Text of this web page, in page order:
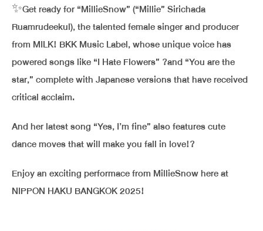
✨Get ready for “MillieSnow” (“Millie” Sirichada
Ruamrudeekul), the talented female singer and producer
from MILK! BKK Music Label, whose unique voice has
powered songs like “I Hate Flowers” ?and “You are the
star,” complete with Japanese versions that have received
critical acclaim.
And her latest song “Yes, I’m fine” also features cute
dance moves that will make you fall in love!?
Enjoy an exciting performace from MillieSnow here at
NIPPON HAKU BANGKOK 2025!